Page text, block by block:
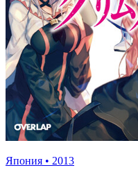
Япония • 2013